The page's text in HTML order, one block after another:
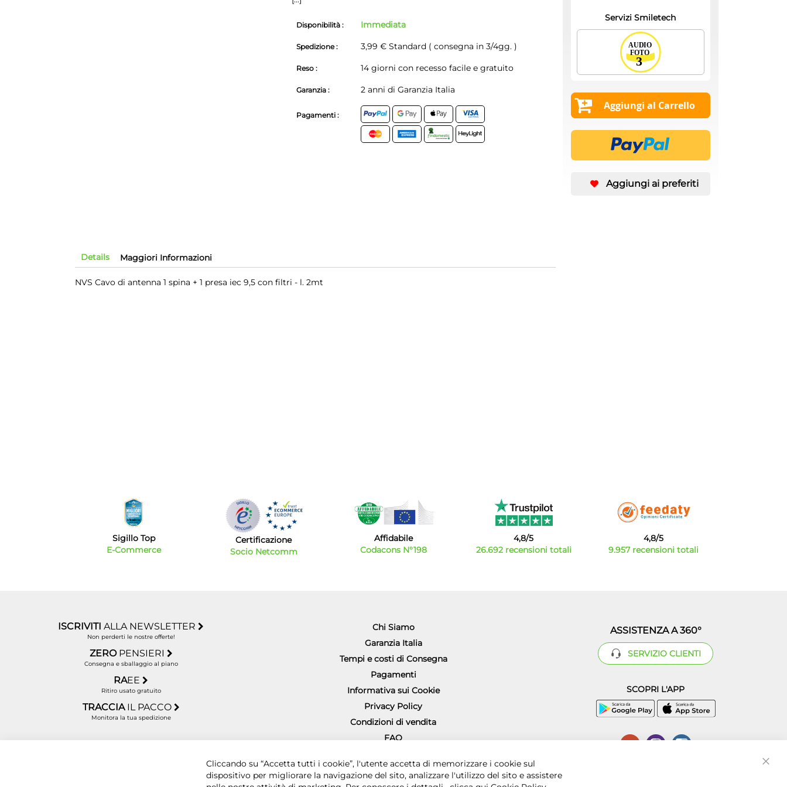
Disponibilità : Immediata
Spedizione : 3,99 € Standard ( consegna in 3/4gg. )
Reso : 14 giorni con recesso facile e gratuito
Garanzia : 2 anni di Garanzia Italia
Pagamenti :
Servizi Smiletech
Aggiungi al Carrello
Aggiungi ai preferiti
Details
NVS Cavo di antenna 1 spina + 1 presa iec 9,5 con filtri - l. 2mt
Maggiori Informazioni
Sigillo Top
E-Commerce
Certificazione
Socio Netcomm
Affidabile
Codacons N°198
4,8/5
26.692 recensioni totali
4,8/5
9.957 recensioni totali
ISCRIVITIALLA NEWSLETTER
Non perderti le nostre offerte!
ZERO PENSIERI
Consegna e sballaggio al piano
RAEE
Ritiro usato gratuito
TRACCIA IL PACCO
Monitora la tua spedizione
Chi Siamo
Garanzia Italia
Tempi e costi di Consegna
Pagamenti
Informativa sui Cookie
Privacy Policy
Condizioni di vendita
FAQ
ASSISTENZA A 360°
SERVIZIO CLIENTI
SCOPRI L'APP